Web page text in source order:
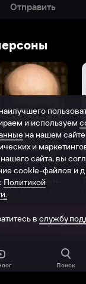
Отправить
Актёр дубляжа
в приложении
Поиск
и используем
на нашем сайте
и
сайта, вы
cookie-файлов и
Политикой
в службу